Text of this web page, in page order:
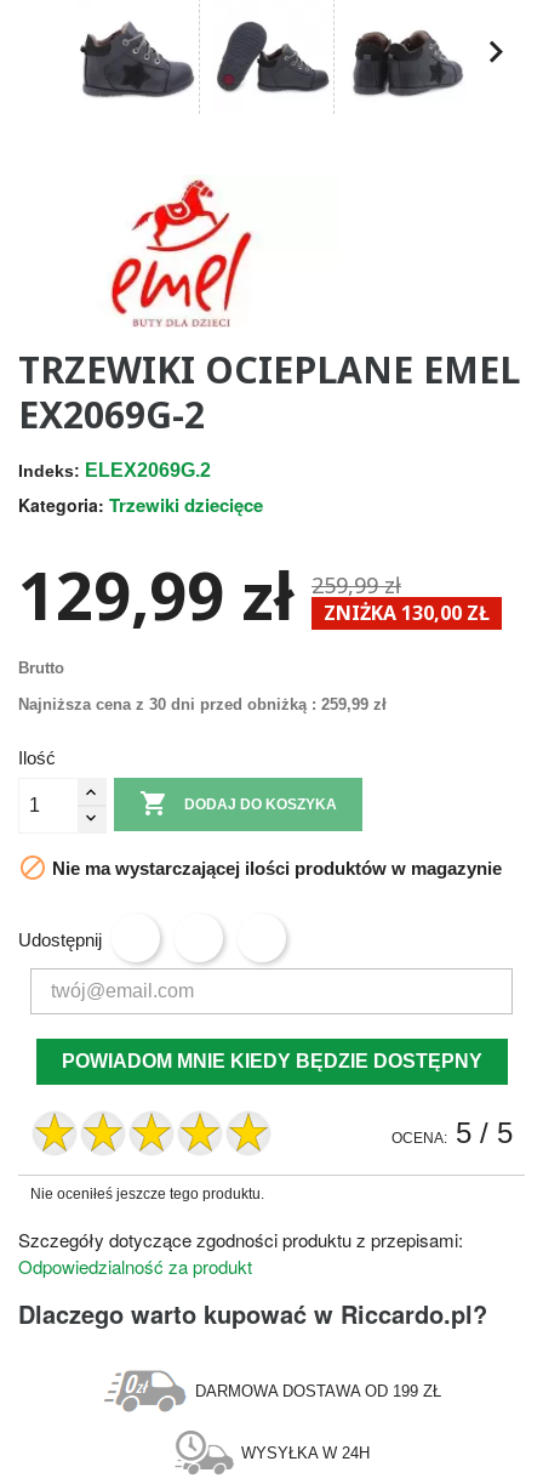
TRZEWIKI OCIEPLANE EMEL
EX2069G-2
Indeks: ELEX2069G.2
Kategoria: Trzewiki dziecięce
129,99 zł 259,99 zł
ZNIŻKA 130,00 ZŁ
Brutto
Najniższa cena z 30 dni przed obniżką : 259,99 zł
Ilość
 DODAJ DO KOSZYKA
 Nie ma wystarczającej ilości produktów w magazynie
Udostępnij
POWIADOM MNIE KIEDY BĘDZIE DOSTĘPNY
OCENA: 5 / 5
Nie oceniłeś jeszcze tego produktu.
Szczegóły dotyczące zgodności produktu z przepisami:
Odpowiedzialność za produkt
Dlaczego warto kupować w Riccardo.pl?
DARMOWA DOSTAWA OD 199 ZŁ
WYSYŁKA W 24H